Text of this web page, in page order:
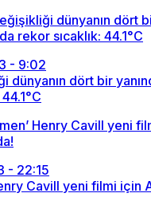
- 9:02
dünyanın dört bir
- 22:15
Cavill yeni filmi için